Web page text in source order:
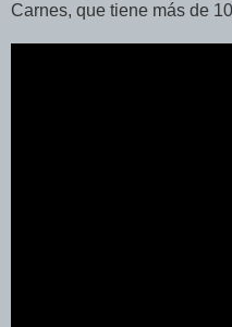
Carnes, que tiene más de